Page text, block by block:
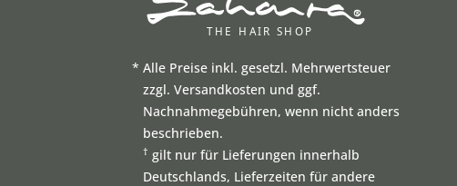
* Alle Preise inkl. gesetzl. Mehrwertsteuer
zzgl. Versandkosten und ggf.
Nachnahmegebühren, wenn nicht anders
beschrieben.
† gilt nur für Lieferungen innerhalb
Deutschlands, Lieferzeiten für andere